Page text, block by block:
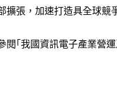
擴張，加速打造具全球競
閱｢我國資訊電子產業營運